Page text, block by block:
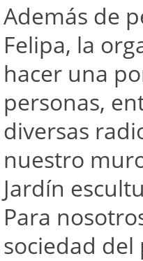
Además de
Felipa, la
hacer una
personas,
diversas
nuestro
Jardín
Para
sociedad